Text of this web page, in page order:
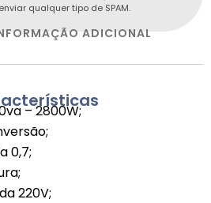
qualquer tipo de SPAM.
ADICIONAL
– 2800W;
0,7;
220V;